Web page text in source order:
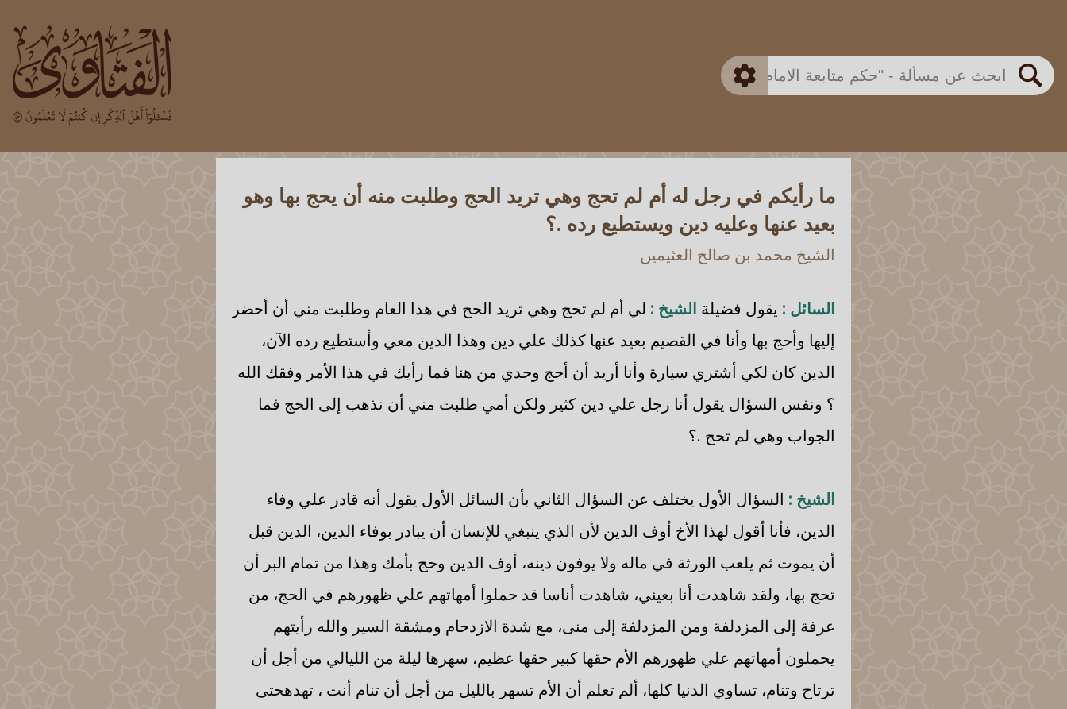
بحث
اللجنة الدائمة
متقدم
ما رأيكم في رجل له أم لم تحج وهي تريد الحج وطلبت منه أن يحج بها وهو
بعيد عنها وعليه دين ويستطيع رده .؟
الشيخ محمد بن صالح العثيمين
السائل : يقول فضيلة الشيخ : لي أم لم تحج وهي تريد الحج في هذا العام وطلبت مني أن أحضر
إليها وأحج بها وأنا في القصيم بعيد عنها كذلك علي دين وهذا الدين معي وأستطيع رده الآن،
الدين كان لكي أشتري سيارة وأنا أريد أن أحج وحدي من هنا فما رأيك في هذا الأمر وفقك الله
؟ ونفس السؤال يقول أنا رجل علي دين كثير ولكن أمي طلبت مني أن نذهب إلى الحج فما
الجواب وهي لم تحج .؟
الشيخ : السؤال الأول يختلف عن السؤال الثاني بأن السائل الأول يقول أنه قادر علي وفاء
الدين، فأنا أقول لهذا الأخ أوف الدين لأن الذي ينبغي للإنسان أن يبادر بوفاء الدين، الدين قبل
أن يموت ثم يلعب الورثة في ماله ولا يوفون دينه، أوف الدين وحج بأمك وهذا من تمام البر أن
تحج بها، ولقد شاهدت أنا بعيني، شاهدت أناسا قد حملوا أمهاتهم علي ظهورهم في الحج، من
عرفة إلى المزدلفة ومن المزدلفة إلى منى، مع شدة الازدحام ومشقة السير والله رأيتهم
يحملون أمهاتهم علي ظهورهم الأم حقها كبير حقها عظيم، سهرها ليلة من الليالي من أجل أن
ترتاح وتنام، تساوي الدنيا كلها، ألم تعلم أن الأم تسهر بالليل من أجل أن تنام أنت ، تهدهحتى